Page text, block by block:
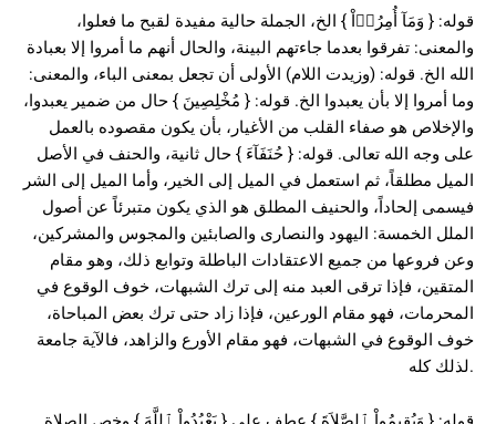
قوله: { وَمَآ أُمِرُوۤاْ } الخ، الجملة حالية مفيدة لقبح ما فعلوا،
والمعنى: تفرقوا بعدما جاءتهم البينة، والحال أنهم ما أمروا إلا بعبادة
الله الخ. قوله: (وزيدت اللام) الأولى أن تجعل بمعنى الباء، والمعنى:
وما أمروا إلا بأن يعبدوا الخ. قوله: { مُخْلِصِينَ } حال من ضمير يعبدوا،
والإخلاص هو صفاء القلب من الأغيار، بأن يكون مقصوده بالعمل
على وجه الله تعالى. قوله: { حُنَفَآءَ } حال ثانية، والحنف في الأصل
الميل مطلقاً، ثم استعمل في الميل إلى الخير، وأما الميل إلى الشر
فيسمى إلحاداً، والحنيف المطلق هو الذي يكون متبرئاً عن أصول
الملل الخمسة: اليهود والنصارى والصابئين والمجوس والمشركين،
وعن فروعها من جميع الاعتقادات الباطلة وتوابع ذلك، وهو مقام
المتقين، فإذا ترقى العبد منه إلى ترك الشبهات، خوف الوقوع في
المحرمات، فهو مقام الورعين، فإذا زاد حتى ترك بعض المباحاة،
خوف الوقوع في الشبهات، فهو مقام الأورع والزاهد، فالآية جامعة
لذلك كله.